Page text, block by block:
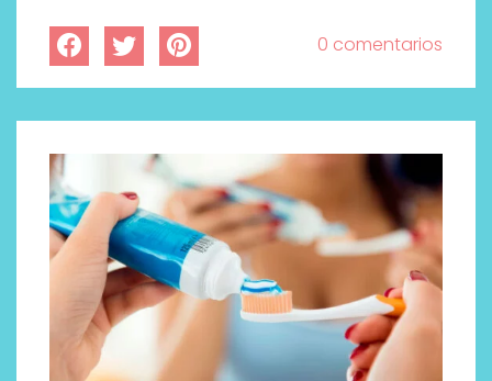
0 comentarios